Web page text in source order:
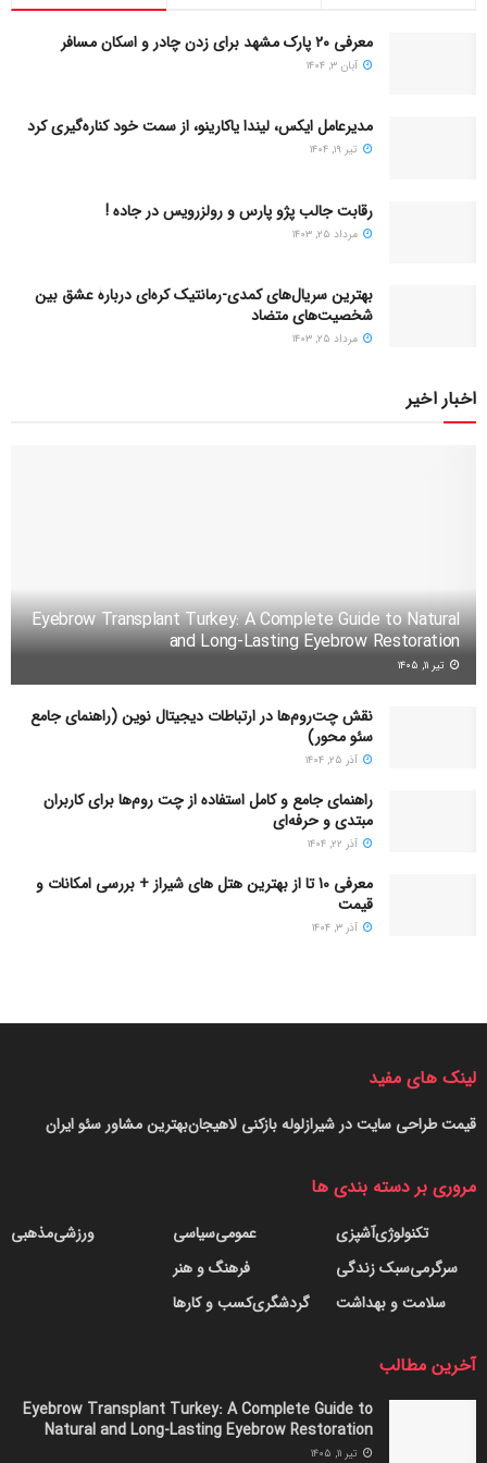
معرفی ۲۰ پارک مشهد برای زدن چادر و اسکان مسافر
آبان ۳, ۱۴۰۴
مدیرعامل ایکس، لیندا یاکارینو، از سمت خود کناره‌گیری کرد
تیر ۱۹, ۱۴۰۴
رقابت جالب پژو پارس و رولزرویس در جاده !
مرداد ۲۵, ۱۴۰۳
بهترین سریال‌های کمدی-رمانتیک کره‌ای دربارۀ عشق بین
شخصیت‌های متضاد
مرداد ۲۵, ۱۴۰۳
اخبار اخیر
Eyebrow Transplant Turkey: A Complete Guide to Natural
and Long-Lasting Eyebrow Restoration
تیر ۱۱, ۱۴۰۵
نقش چت‌روم‌ها در ارتباطات دیجیتال نوین (راهنمای جامع
سئو محور)
آذر ۲۵, ۱۴۰۴
راهنمای جامع و کامل استفاده از چت روم‌ها برای کاربران
مبتدی و حرفه‌ای
آذر ۲۲, ۱۴۰۴
معرفی 10 تا از بهترین هتل های شیراز + بررسی امکانات و
قیمت
آذر ۳, ۱۴۰۴
لینک های مفید
بهترین مشاور سئو ایرانلوله بازکنی لاهیجانقیمت طراحی سایت در شیراز
مروری بر دسته بندی ها
آشپزیتکنولوژی
سبک زندگیسرگرمی
سلامت و بهداشت
سیاسیعمومی
فرهنگ و هنر
کسب و کارهاگردشگری
مذهبیورزشی
آخرین مطالب
Eyebrow Transplant Turkey: A Complete Guide to
Natural and Long-Lasting Eyebrow Restoration
تیر ۱۱, ۱۴۰۵